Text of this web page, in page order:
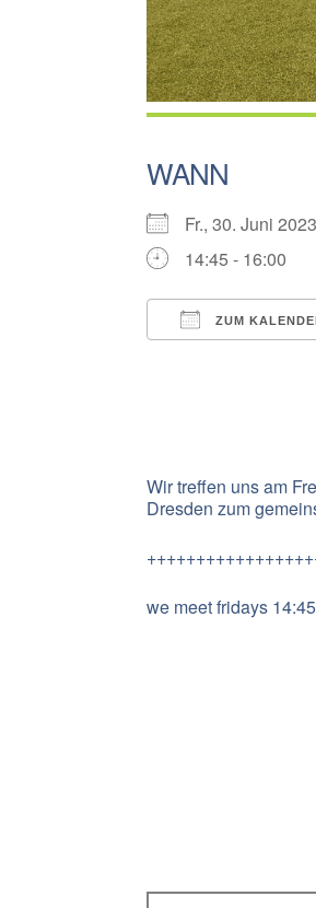
WANN
Fr., 30. Juni
14:45 - 16:00
ZUM
Wir treffen uns am
Dresden zum
we meet fridays